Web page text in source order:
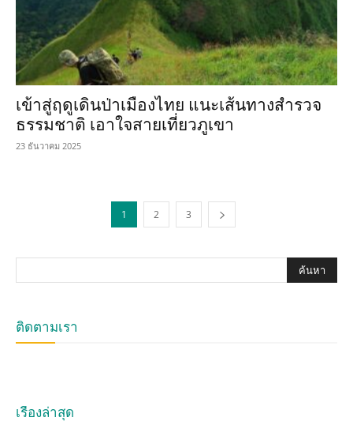
เข้าสู่ฤดูเดินป่าเมืองไทย แนะเส้นทางสำรวจ
ธรรมชาติ เอาใจสายเที่ยวภูเขา
23 ธันวาคม 2025
1 2 3
ติดตามเรา
เรื่องล่าสุด